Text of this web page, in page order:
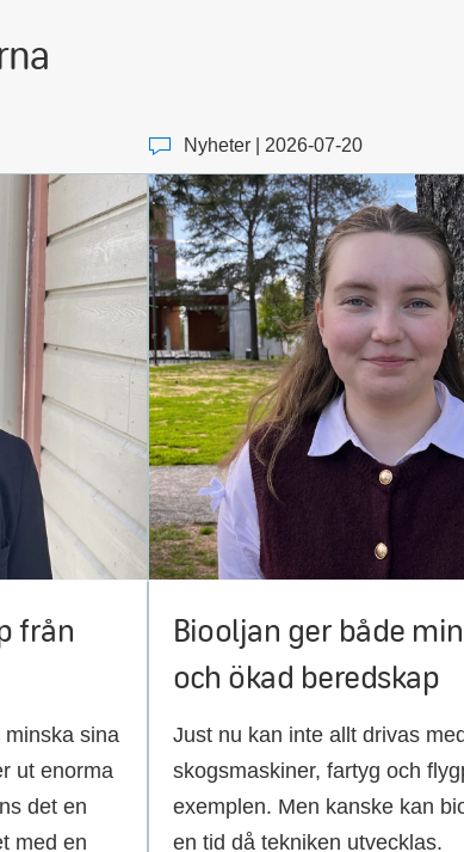
från
sina
ut enorma
det en
med en
Nyheter | 2026-07-20
Biooljan ger både
och ökad beredskap
Just nu kan inte allt drivas
skogsmaskiner, fartyg och
exemplen. Men kanske kan
en tid då tekniken utvecklas.